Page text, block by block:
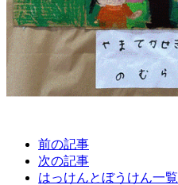
前の記事
次の記事
はっけんとぼうけん一覧